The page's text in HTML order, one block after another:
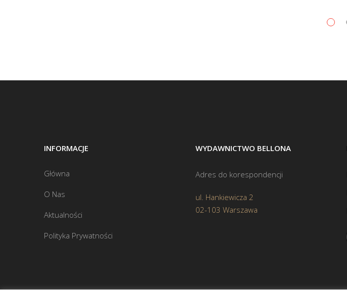
INFORMACJE
Główna
O Nas
Aktualności
Polityka Prywatności
WYDAWNICTWO BELLONA
Adres do korespondencji
ul. Hankiewicza 2
02-103 Warszawa